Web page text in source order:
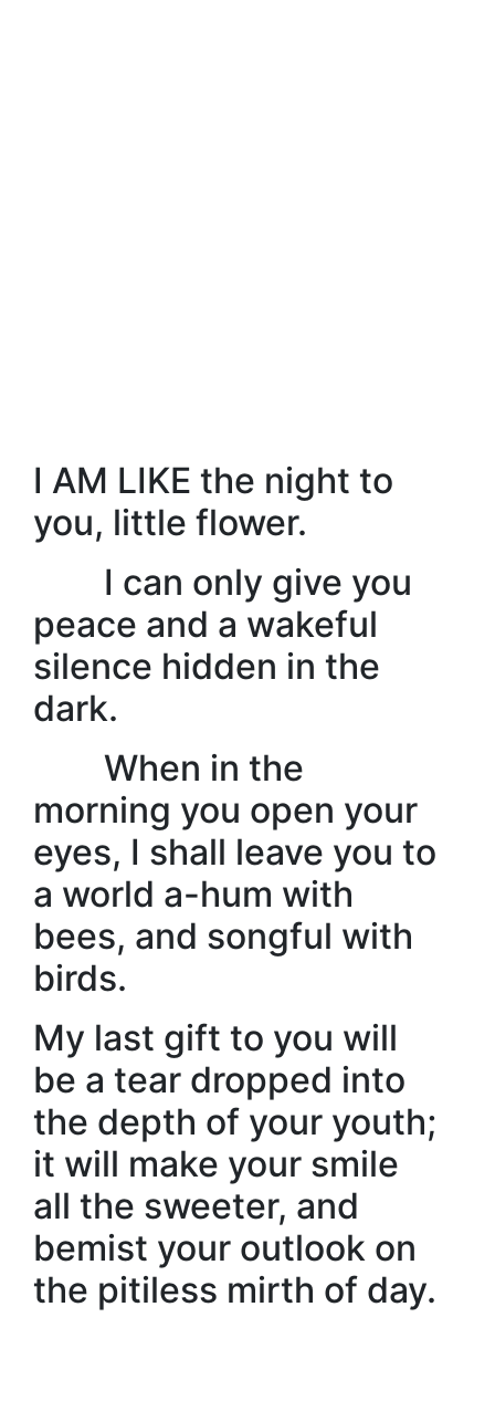
I AM LIKE the night to
you, little flower.
I can only give you
peace and a wakeful
silence hidden in the
dark.
When in the
morning you open your
eyes, I shall leave you to
a world a-hum with
bees, and songful with
birds.
My last gift to you will
be a tear dropped into
the depth of your youth;
it will make your smile
all the sweeter, and
bemist your outlook on
the pitiless mirth of day.